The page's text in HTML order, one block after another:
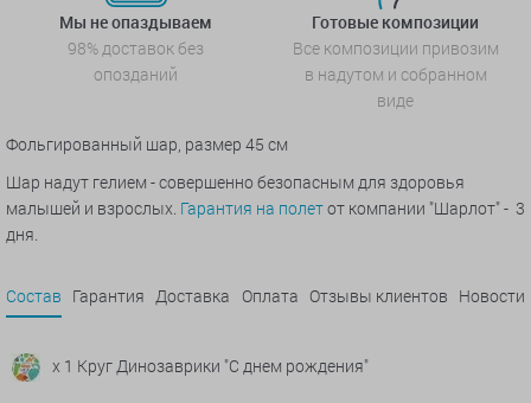
Мы не опаздываем
98% доставок без
опозданий
Готовые композиции
Все композиции привозим
в надутом и собранном
виде
Фольгированный шар, размер 45 см
Шар надут гелием - совершенно безопасным для здоровья
малышей и взрослых. Гарантия на полетот компании "Шарлот" - 3
дня.
Состав Гарантия Доставка Оплата Отзывы клиентов Новости
x 1 Круг Динозаврики "С днем рождения"